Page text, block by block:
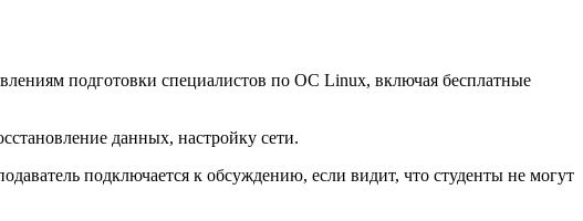
подготовки специалистов по ОС Linux, включая бесплатные
данных, настройку сети.
подключается к обсуждению, если видит, что студенты не могут